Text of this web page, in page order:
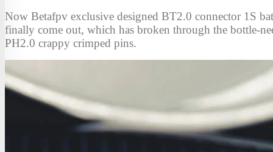
Now Betafpv exclusive designed BT2.0 connector 1S
finally come out, which has broken through the bottle-
PH2.0 crappy crimped pins.